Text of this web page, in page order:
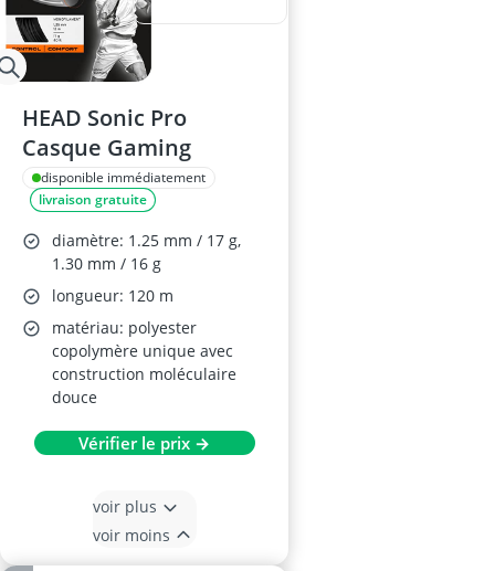
HEAD Sonic Pro
Casque Gaming
disponible immédiatement
livraison gratuite
diamètre: 1.25 mm / 17 g,
1.30 mm / 16 g
longueur: 120 m
matériau: polyester
copolymère unique avec
construction moléculaire
douce
Vérifier le prix →
voir plus
voir moins